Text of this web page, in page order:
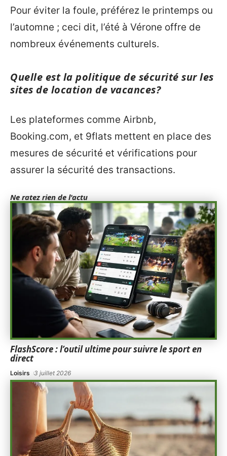
Pour éviter la foule, préférez le printemps ou
l’automne ; ceci dit, l’été à Vérone offre de
nombreux événements culturels.
Quelle est la politique de sécurité sur les
sites de location de vacances?
Les plateformes comme Airbnb,
Booking.com, et 9flats mettent en place des
mesures de sécurité et vérifications pour
assurer la sécurité des transactions.
Ne ratez rien de l'actu
FlashScore : l’outil ultime pour suivre le sport en
direct
Loisirs 3 juillet 2026